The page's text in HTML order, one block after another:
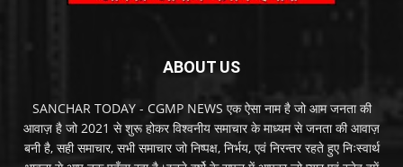
ABOUT US
SANCHAR TODAY - CGMP NEWS एक ऐसा नाम है जो आम जनता की
आवाज़ है जो 2021 से शुरू होकर विश्वनीय समाचार के माध्यम से जनता की आवाज़
बनी है, सही समाचार, सभी समाचार जो निष्पक्ष, निर्भय, एवं निरन्तर रहते हुए निःस्वार्थ